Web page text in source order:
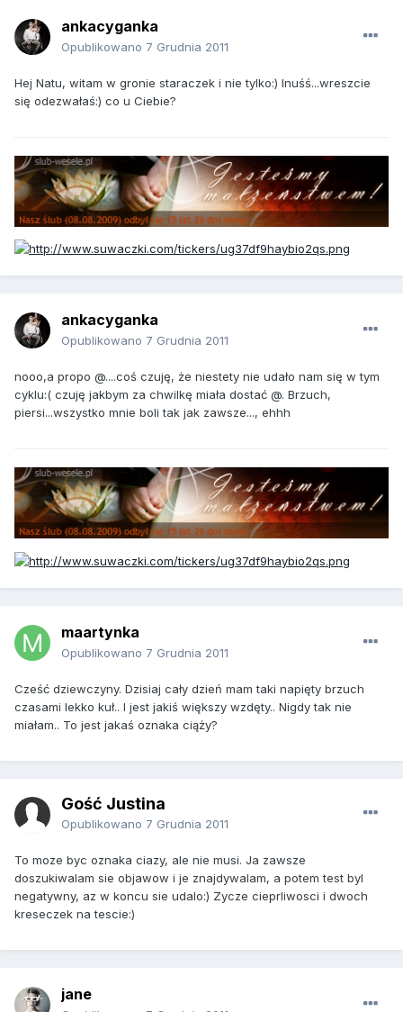
ankacyganka
Opublikowano 7 Grudnia 2011
Hej Natu, witam w gronie staraczek i nie tylko:) Inuśś...wreszcie
się odezwałaś:) co u Ciebie?
ankacyganka
Opublikowano 7 Grudnia 2011
nooo,a propo @....coś czuję, że niestety nie udało nam się w tym
cyklu:( czuję jakbym za chwilkę miała dostać @. Brzuch,
piersi...wszystko mnie boli tak jak zawsze..., ehhh
maartynka
Opublikowano 7 Grudnia 2011
Cześć dziewczyny. Dzisiaj cały dzień mam taki napięty brzuch
czasami lekko kuł.. I jest jakiś większy wzdęty.. Nigdy tak nie
miałam.. To jest jakaś oznaka ciąży?
Gość Justina
Opublikowano 7 Grudnia 2011
To moze byc oznaka ciazy, ale nie musi. Ja zawsze
doszukiwalam sie objawow i je znajdywalam, a potem test byl
negatywny, az w koncu sie udalo:) Zycze cieprliwosci i dwoch
kreseczek na tescie:)
jane